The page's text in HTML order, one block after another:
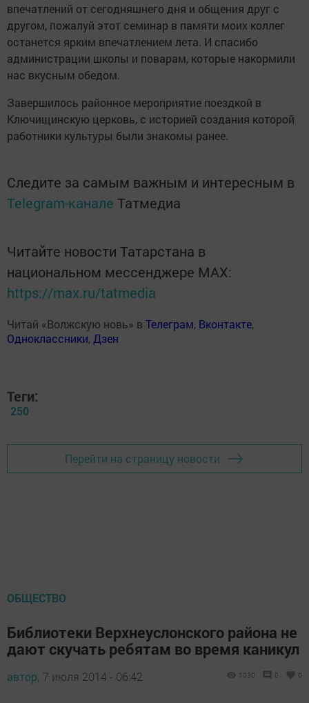
впечатлений от сегодняшнего дня и общения друг с
другом, пожалуй этот семинар в памяти моих коллег
останется ярким впечатлением лета. И спасибо
администрации школы и поварам, которые накормили
нас вкусным обедом.
Завершилось районное мероприятие поездкой в
Ключищинскую церковь, с историей создания которой
работники культуры были знакомы ранее.
Следите за самым важным и интересным в
Telegram-канале Татмедиа
Читайте новости Татарстана в
национальном мессенджере MАХ:
https://max.ru/tatmedia
Читай «Волжскую новь» в Телеграм, Вконтакте,
Одноклассники, Дзен
Теги:
250
Перейти на страницу новости
ОБЩЕСТВО
Библиотеки Верхнеуслонского района не
дают скучать ребятам во время каникул
автор, 7 июля 2014 - 06:42 1030 0 0